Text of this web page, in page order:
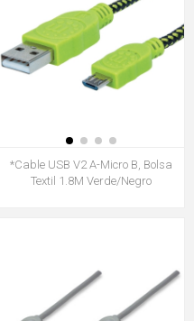
*Cable USB V2 A-Micro B, Bolsa
Textil 1.8M Verde/Negro